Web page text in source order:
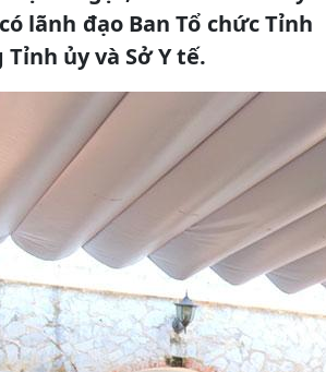
lãnh đạo Ban Tổ chức Tỉnh
ủy và Sở Y tế.